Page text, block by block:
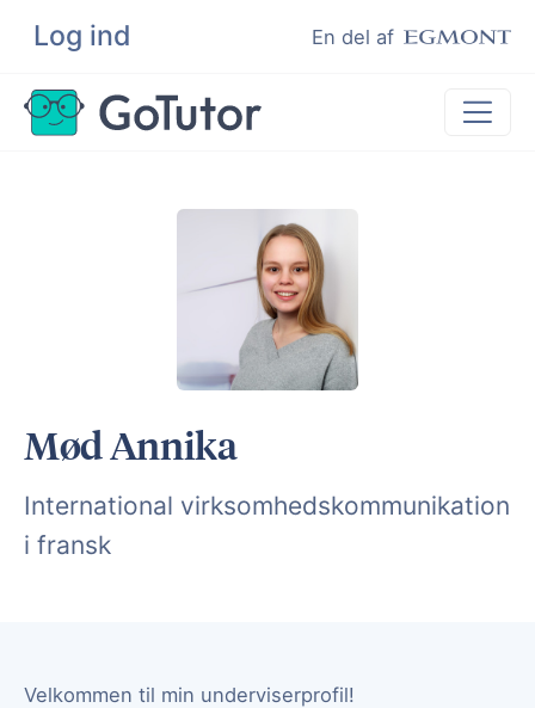
Log ind En del af
Søg
Lektiehjælp
Hjælp til ordblinde
Undervisere
Mød Annika
International virksomhedskommunikation
i fransk
Velkommen til min underviserprofil!